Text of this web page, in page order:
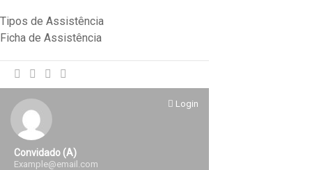
Tipos de Assistência
Ficha de Assistência
Login
Convidado (a)
Example@email.com